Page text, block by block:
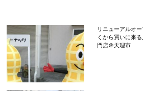
リニューアルオ
くから買いに来
門店＠天理市